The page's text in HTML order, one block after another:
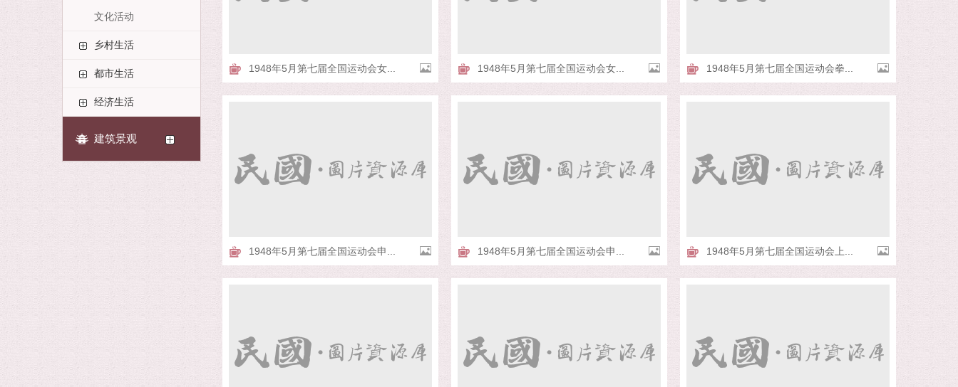
文化活动
乡村生活
都市生活
经济生活
建筑景观
1948年5月第七届全国运动会女... 1948年5月第七届全国运动会女... 1948年5月第七届全国运动会拳...
1948年5月第七届全国运动会申... 1948年5月第七届全国运动会申... 1948年5月第七届全国运动会上...